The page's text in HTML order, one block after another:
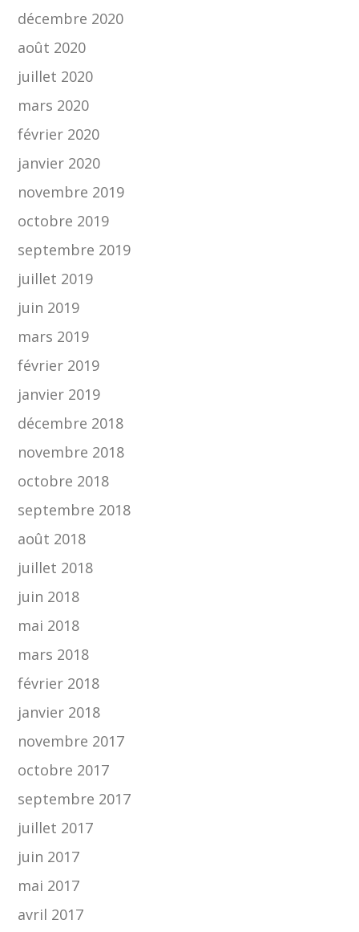
décembre 2020
août 2020
juillet 2020
mars 2020
février 2020
janvier 2020
novembre 2019
octobre 2019
septembre 2019
juillet 2019
juin 2019
mars 2019
février 2019
janvier 2019
décembre 2018
novembre 2018
octobre 2018
septembre 2018
août 2018
juillet 2018
juin 2018
mai 2018
mars 2018
février 2018
janvier 2018
novembre 2017
octobre 2017
septembre 2017
juillet 2017
juin 2017
mai 2017
avril 2017